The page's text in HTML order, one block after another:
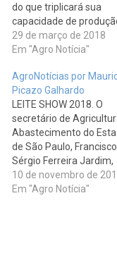
do que triplicará sua
capacidade de
com os investimentos
entregues, na terça-
Agricultura e
Abastecimento do
de São Paulo, Arnaldo
Jardim. A estrutura no
de R$ 1.001.862,08 foi
adquirida pela
de Produtores de…
29 de março de 2018
Em "Agro Notícia"
AgroNotícias por
Picazo Galhardo
LEITE SHOW 2018. O
secretário de
Abastecimento do
de São Paulo, Francisco
Sérgio Ferreira Jardim,
destacou a importância
pecuária da Região do
10 de novembro de
Em "Agro Notícia"